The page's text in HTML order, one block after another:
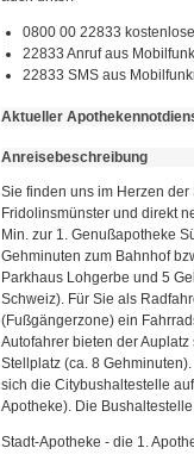
0800 00 22833
22833 Anruf aus
22833 SMS aus
Aktueller
Anreisebeschreibung
Sie finden uns im Herzen
Fridolinsmünster und direkt
Min. zur 1. Genußapotheke
Gehminuten zum Bahnhof
Parkhaus Lohgerbe und 5
Schweiz). Für Sie als
(Fußgängerzone) ein
Autofahrer bieten der
Stellplatz (ca. 8
sich die Citybushaltestelle
Apotheke). Die
Stadt-Apotheke - die 1.